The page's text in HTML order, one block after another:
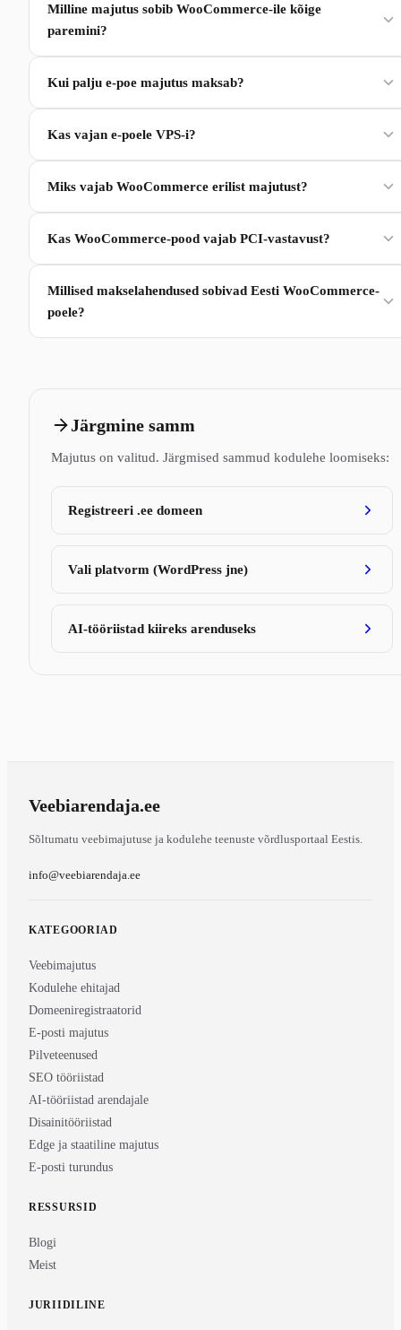
Milline majutus sobib WooCommerce-ile kõige
paremini?
Kui palju e-poe majutus maksab?
Kas vajan e-poele VPS-i?
Miks vajab WooCommerce erilist majutust?
Kas WooCommerce-pood vajab PCI-vastavust?
Millised makselahendused sobivad Eesti WooCommerce-
poele?
Järgmine samm
Majutus on valitud. Järgmised sammud kodulehe loomiseks:
Registreeri .ee domeen
Vali platvorm (WordPress jne)
AI-tööriistad kiireks arenduseks
Veebiarendaja.ee
Sõltumatu veebimajutuse ja kodulehe teenuste võrdlusportaal Eestis.
info@veebiarendaja.ee
KATEGOORIAD
Veebimajutus
Kodulehe ehitajad
Domeeniregistraatorid
E-posti majutus
Pilveteenused
SEO tööriistad
AI-tööriistad arendajale
Disainitööriistad
Edge ja staatiline majutus
E-posti turundus
RESSURSID
Blogi
Meist
JURIIDILINE